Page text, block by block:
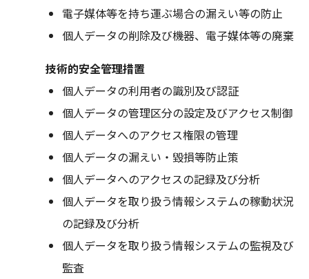
電子媒体等を持ち運ぶ場合の漏えい等の防止
個人データの削除及び機器、電子媒体等の廃棄
技術的安全管理措置
個人データの利用者の識別及び認証
個人データの管理区分の設定及びアクセス制御
個人データへのアクセス権限の管理
個人データの漏えい・毀損等防止策
個人データへのアクセスの記録及び分析
個人データを取り扱う情報システムの稼動状況
の記録及び分析
個人データを取り扱う情報システムの監視及び
監査